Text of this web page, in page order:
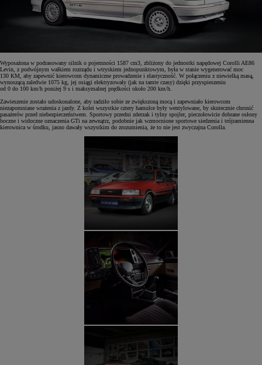
Wyposażona w podrasowany silnik o pojemności 1587 cm3, zbliżony do jednostki napędowej Corolli AE86
Levin, z podwójnym wałkiem rozrządu i wtryskiem jednopunktowym, była w stanie wygenerować moc
130 KM, aby zapewnić kierowcom dynamiczne prowadzenie i elastyczność. W połączeniu z niewielką masą,
wynoszącą zaledwie 1075 kg, jej osiągi elektryzowały (jak na tamte czasy) dzięki przyspieszeniu
od 0 do 100 km/h poniżej 9 s i maksymalnej prędkości około 200 km/h.
Zawieszenie zostało udoskonalone, aby radziło sobie ze zwiększoną mocą i zapewniało kierowcom
niezapomniane wrażenia z jazdy. Z kolei wszystkie cztery hamulce były wentylowane, by skutecznie chronić
pasażerów przed niebezpieczeństwem. Sportowy przedni zderzak i tylny spojler, pieczołowicie dobrane osłony
boczne i widoczne oznaczenia GTi na zewnątrz, podobnie jak wzmocnione sportowe siedzenia i trójramienna
kierownica w środku, jasno dawały wszystkim do zrozumienia, że to nie jest zwyczajna Corolla.